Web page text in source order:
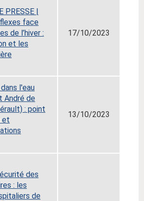
PRESSE |
face
de l’hiver :
et les
17/10/2023
l'eau
André de
: point
et
13/10/2023
des
: les
de